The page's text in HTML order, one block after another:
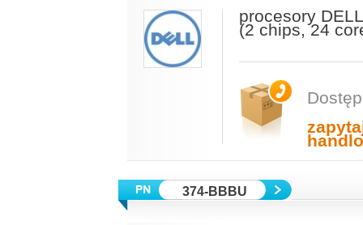
procesory
(2 chips, 24
374-BBBU